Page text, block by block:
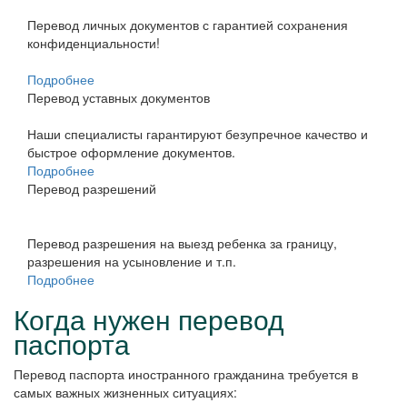
Перевод личных документов с гарантией сохранения
конфиденциальности!
Подробнее
Перевод уставных документов
Наши специалисты гарантируют безупречное качество и
быстрое оформление документов.
Подробнее
Перевод разрешений
Перевод разрешения на выезд ребенка за границу,
разрешения на усыновление и т.п.
Подробнее
Когда нужен перевод
паспорта
Перевод паспорта иностранного гражданина требуется в
самых важных жизненных ситуациях: